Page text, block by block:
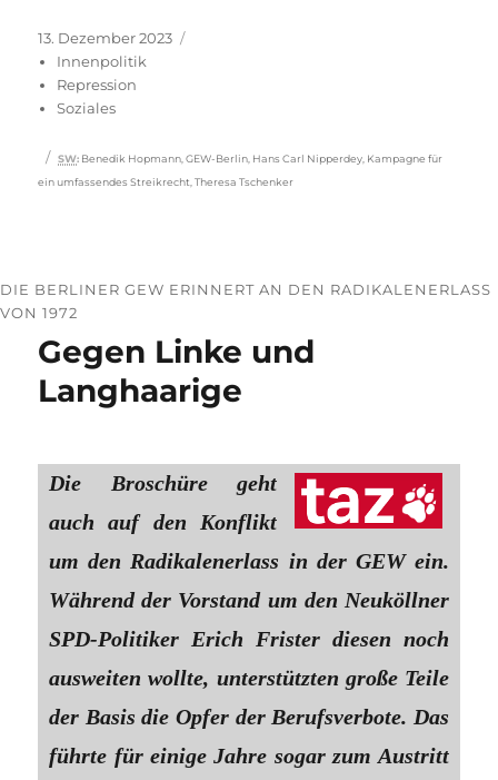
Veröffentlicht
am
13. Dezember 2023
Innenpolitik
Repression
Soziales
Schlagwörter
SW: Benedik Hopmann ,GEW-Berlin Hans Carl Nipperdey Kampagne für
ein umfassendes Streikrecht ,Theresa Tschenker
DIE BERLINER GEW ERINNERT AN DEN RADIKALENERLASS
VON 1972
Gegen Linke und
Langhaarige
Die Broschüre geht
auch auf den Konflikt
um den Radikalenerlass in der GEW ein.
Während der Vorstand um den Neuköllner
SPD-Politiker Erich Frister diesen noch
ausweiten wollte, unterstützten große Teile
der Basis die Opfer der Berufsverbote. Das
führte für einige Jahre sogar zum Austritt